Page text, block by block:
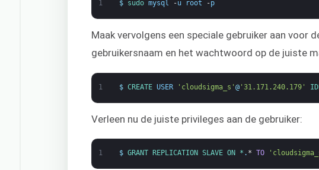
1 $ sudo mysql -u root -p
Maak vervolgens een speciale gebruiker aan voor
gebruikersnaam en het wachtwoord op de juiste
1 $ CREATE USER 'cloudsigma_s' @'31.171.240.179'
Verleen nu de juiste privileges aan de gebruiker:
1 $ GRANT REPLICATION SLAVE ON * . * TO